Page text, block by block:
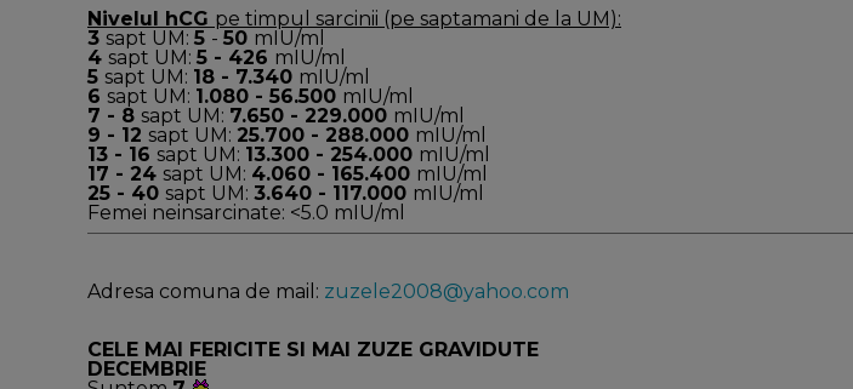
Nivelul hCG pe timpul sarcinii (pe saptamani de la UM):
3 sapt UM: 5 - 50 mIU/ml
4 sapt UM: 5 - 426 mIU/ml
5 sapt UM: 18 - 7.340 mIU/ml
6 sapt UM: 1.080 - 56.500 mIU/ml
7 - 8 sapt UM: 7.650 - 229.000 mIU/ml
9 - 12 sapt UM: 25.700 - 288.000 mIU/ml
13 - 16 sapt UM: 13.300 - 254.000 mIU/ml
17 - 24 sapt UM: 4.060 - 165.400 mIU/ml
25 - 40 sapt UM: 3.640 - 117.000 mIU/ml
Femei neinsarcinate: <5.0 mIU/ml
Adresa comuna de mail: zuzele2008@yahoo.com
CELE MAI FERICITE SI MAI ZUZE GRAVIDUTE
DECEMBRIE